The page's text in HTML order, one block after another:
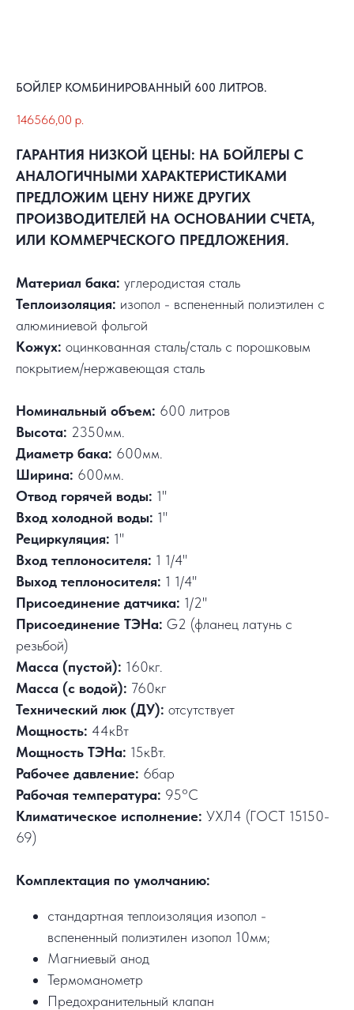
БОЙЛЕР КОМБИНИРОВАННЫЙ 600 ЛИТРОВ.
146566,00 р.
ГАРАНТИЯ НИЗКОЙ ЦЕНЫ: НА БОЙЛЕРЫ С
АНАЛОГИЧНЫМИ ХАРАКТЕРИСТИКАМИ
ПРЕДЛОЖИМ ЦЕНУ НИЖЕ ДРУГИХ
ПРОИЗВОДИТЕЛЕЙ НА ОСНОВАНИИ СЧЕТА,
ИЛИ КОММЕРЧЕСКОГО ПРЕДЛОЖЕНИЯ.
Материал бака: углеродистая сталь
Теплоизоляция: изопол - вспененный полиэтилен с
алюминиевой фольгой
Кожух: оцинкованная сталь/сталь с порошковым
покрытием/нержавеющая сталь
Номинальный объем: 600 литров
Высота: 2350мм.
Диаметр бака: 600мм.
Ширина: 600мм.
Отвод горячей воды: 1"
Вход холодной воды: 1"
Рециркуляция: 1"
Вход теплоносителя: 1 1/4"
Выход теплоносителя: 1 1/4"
Присоединение датчика: 1/2"
Присоединение ТЭНа: G2 (фланец латунь с
резьбой)
Масса (пустой): 160кг.
Масса (с водой): 760кг
Технический люк (ДУ): отсутствует
Мощность: 44кВт
Мощность ТЭНа: 15кВт.
Рабочее давление: 6бар
Рабочая температура: 95°C
Климатическое исполнение: УХЛ4 (ГОСТ 15150-
69)
Комплектация по умолчанию:
стандартная теплоизоляция изопол -
вспененный полиэтилен изопол 10мм;
Магниевый анод
Термоманометр
Предохранительный клапан